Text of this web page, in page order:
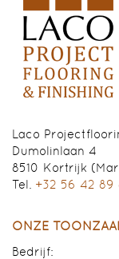
Laco
Dumolinlaan 4
8510 Kortrijk
Tel. +32 56 42 89
ONZE
Bedrijf: